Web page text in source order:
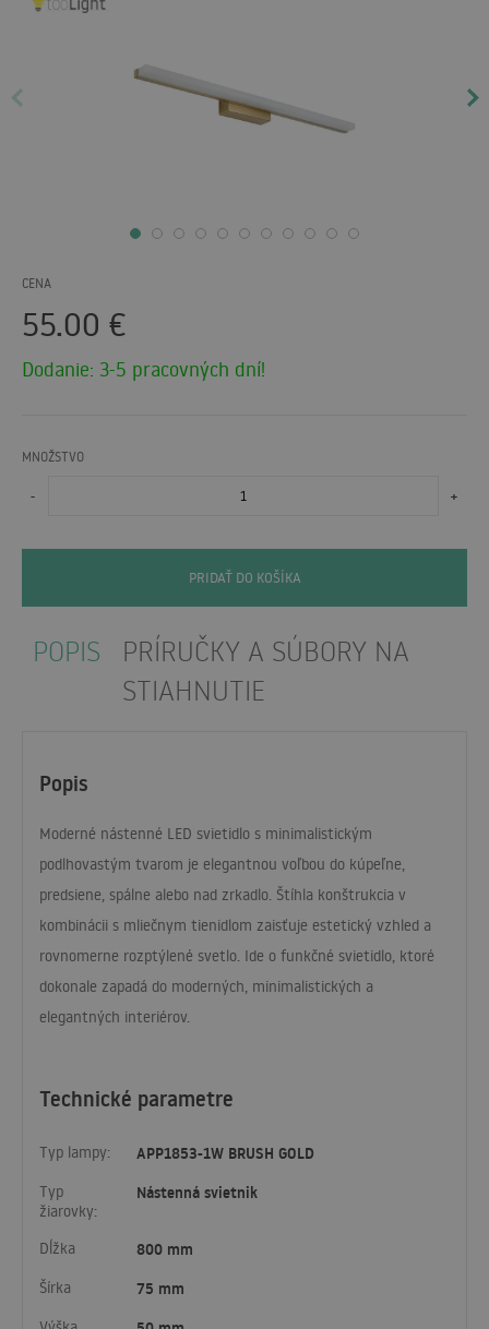
CENA
55.00 €
Dodanie: 3-5 pracovných dní!
MNOŽSTVO
- +
PRIDAŤ DO KOŠÍKA
POPIS
PRÍRUČKY A SÚBORY NA
STIAHNUTIE
Technické parametre
Typ lampy: APP1853-1W BRUSH GOLD
Typ
žiarovky:
Nástenná svietnik
Dĺžka 800 mm
Šírka 75 mm
Popis
Moderné nástenné LED svietidlo s minimalistickým
podlhovastým tvarom je elegantnou voľbou do kúpeľne,
predsiene, spálne alebo nad zrkadlo. Štíhla konštrukcia v
kombinácii s mliečnym tienidlom zaisťuje estetický vzhled a
rovnomerne rozptýlené svetlo. Ide o funkčné svietidlo, ktoré
dokonale zapadá do moderných, minimalistických a
elegantných interiérov.